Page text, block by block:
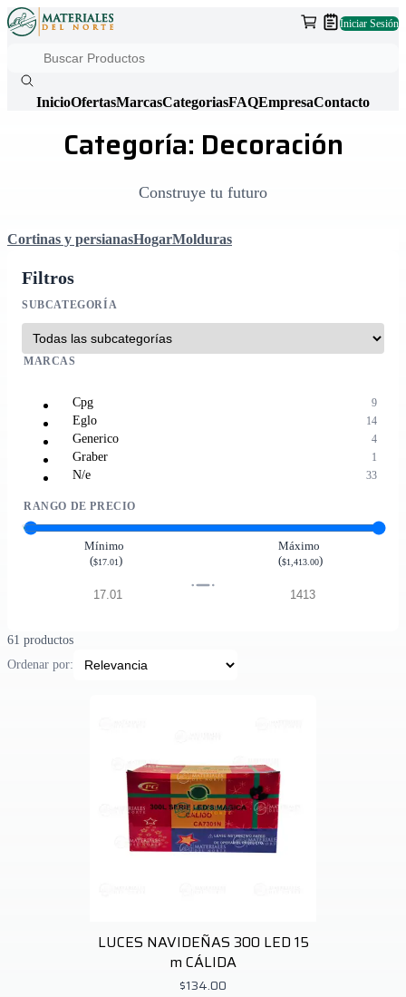
Iniciar Sesión
InicioOfertasMarcasCategoriasFAQEmpresaContacto
Categoría: Decoración
Construye tu futuro
Cortinas y persianasHogarMolduras
Filtros
SUBCATEGORÍA
MARCAS
Cpg 9
Eglo 14
Generico 4
Graber 1
N/e 33
RANGO DE PRECIO
Mínimo
($17.01)
Máximo
($1,413.00)
61 productos
Ordenar por:
LUCES NAVIDEÑAS 300 LED 15
m CÁLIDA
$134.00